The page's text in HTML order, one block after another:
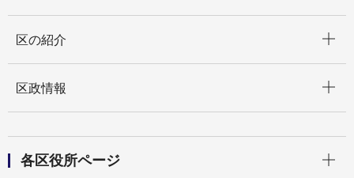
区の紹介
区政情報
各区役所ページ